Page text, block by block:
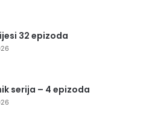
32 epizoda
serija – 4 epizoda